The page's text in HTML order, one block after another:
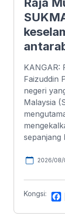
Raja
KANGAR:
Faizuddin
negeri
Malaysia
sepanjang
2026/08/
Kongsi: